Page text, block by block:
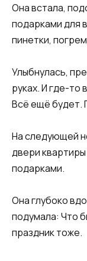
​Она встала,
подарками для
пинетки,
Улыбнулась,
руках. И где-то
Всё ещё будет.
​На следующей
двери квартиры
подарками.
Она глубоко
подумала: Что
праздник тоже.​